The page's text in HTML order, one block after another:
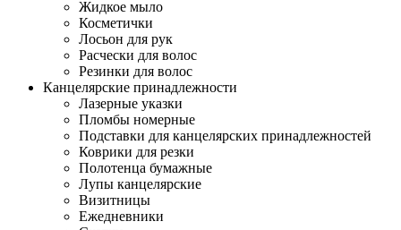
Жидкое мыло
Косметички
Лосьон для рук
Расчески для волос
Резинки для волос
Канцелярские принадлежности
Лазерные указки
Пломбы номерные
Подставки для канцелярских принадлежностей
Коврики для резки
Полотенца бумажные
Лупы канцелярские
Визитницы
Ежедневники